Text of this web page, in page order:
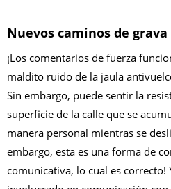
Nuevos caminos de grava
¡Los comentarios de fuerza
maldito ruido de la jaula
Sin embargo, puede sentir la
superficie de la calle que se
manera personal mientras se
embargo, esta es una forma de
comunicativa, lo cual es correcto!